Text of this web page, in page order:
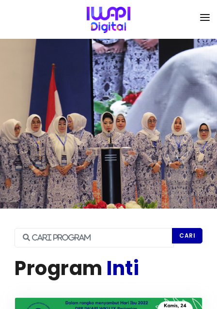
BERANDA
TENTANG KAMI
ORGANISASI
KEGIATAN
I-ACADEMI
IMARKETKU
IWAPI EKSPOR
PENDAFTARAN
CARI
Program Inti